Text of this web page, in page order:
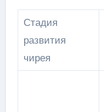
Стадия
развития
чирея